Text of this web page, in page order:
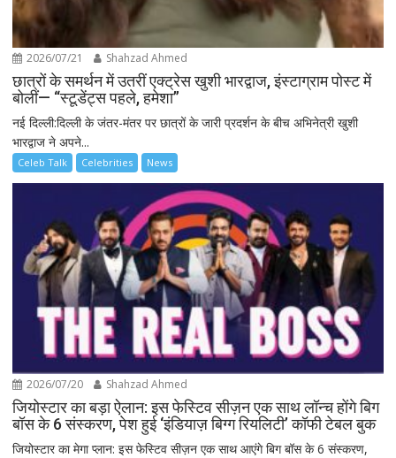
2026/07/21 Shahzad Ahmed
छात्रों के समर्थन में उतरीं एक्ट्रेस खुशी भारद्वाज, इंस्टाग्राम पोस्ट में
बोलीं— “स्टूडेंट्स पहले, हमेशा”
नई दिल्ली:दिल्ली के जंतर-मंतर पर छात्रों के जारी प्रदर्शन के बीच अभिनेत्री खुशी
भारद्वाज ने अपने...
Celeb Talk Celebrities News
2026/07/20 Shahzad Ahmed
जियोस्टार का बड़ा ऐलान: इस फेस्टिव सीज़न एक साथ लॉन्च होंगे बिग
बॉस के 6 संस्करण, पेश हुई ‘इंडियाज़ बिग्ग रियलिटी’ कॉफी टेबल बुक
जियोस्टार का मेगा प्लान: इस फेस्टिव सीज़न एक साथ आएंगे बिग बॉस के 6 संस्करण,